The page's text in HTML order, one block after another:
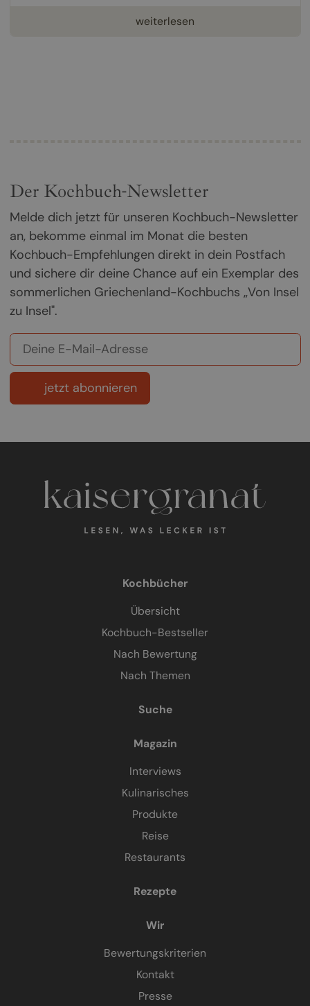
weiterlesen
Der Kochbuch-Newsletter
Melde dich jetzt für unseren Kochbuch-Newsletter
an, bekomme einmal im Monat die besten
Kochbuch-Empfehlungen direkt in dein Postfach
und sichere dir deine Chance auf ein Exemplar des
sommerlichen Griechenland-Kochbuchs „Von Insel
zu Insel".
jetzt abonnieren
Kochbücher
Übersicht
Kochbuch-Bestseller
Nach Bewertung
Nach Themen
Suche
Magazin
Interviews
Kulinarisches
Produkte
Reise
Restaurants
Rezepte
Wir
Bewertungskriterien
Kontakt
Presse